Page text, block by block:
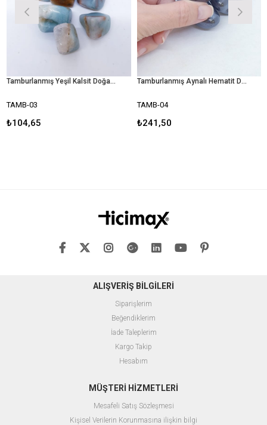
Tamburlanmış Yeşil Kalsit Doğal Taş
03
Tamburlanmış Aynalı Hematit Doğal Taş
TAMB-04
₺241,50
ALIŞVERİŞ BİLGİLERİ
Siparişlerim
Beğendiklerim
İade Taleplerim
Kargo Takip
Hesabım
MÜŞTERİ HİZMETLERİ
Mesafeli Satış Sözleşmesi
Kişisel Verilerin Korunmasına ilişkin bilgi